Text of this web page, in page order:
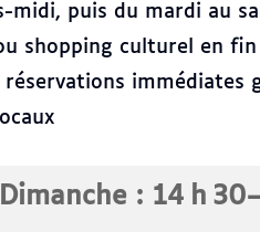
midi, puis du mardi au
shopping culturel en fin
immédiates
: 14 h